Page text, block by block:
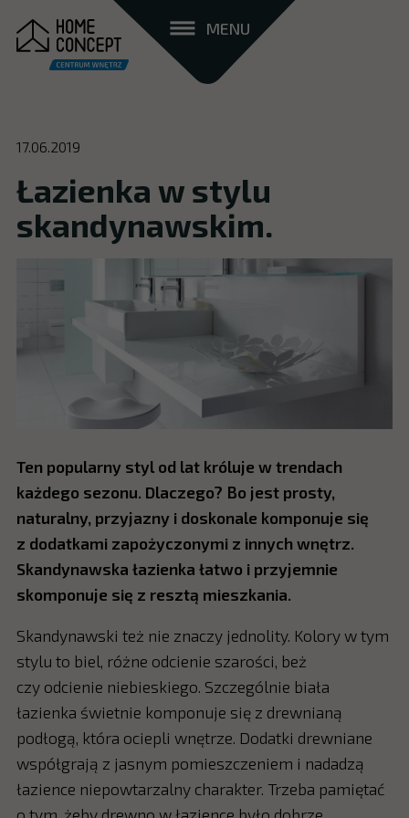
MENU
17.06.2019
Łazienka w stylu
skandynawskim.
Ten popularny styl od lat króluje w trendach
każdego sezonu. Dlaczego? Bo jest prosty,
naturalny, przyjazny i doskonale komponuje się
z dodatkami zapożyczonymi z innych wnętrz.
Skandynawska łazienka łatwo i przyjemnie
skomponuje się z resztą mieszkania.
Skandynawski też nie znaczy jednolity. Kolory w tym
stylu to biel, różne odcienie szarości, beż
czy odcienie niebieskiego. Szczególnie biała
łazienka świetnie komponuje się z drewnianą
podłogą, która ociepli wnętrze. Dodatki drewniane
współgrają z jasnym pomieszczeniem i nadadzą
łazience niepowtarzalny charakter. Trzeba pamiętać